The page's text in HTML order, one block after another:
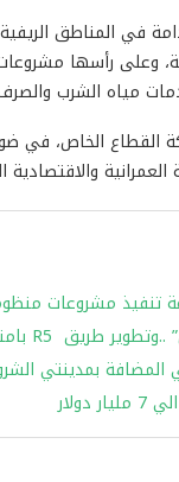
وعلى رأسها
مياه الشرب
القطاع الخاص، في
تنفيذ مشروعات
بمدينتي